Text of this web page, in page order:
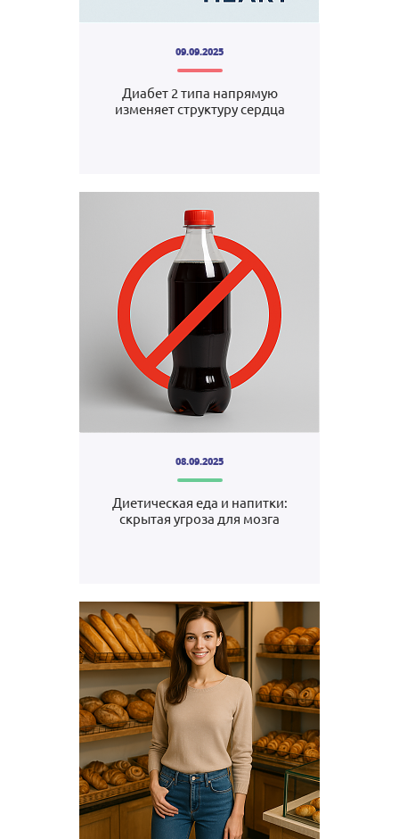
09.09.2025
Диабет 2 типа напрямую
изменяет структуру сердца
08.09.2025
Диетическая еда и напитки:
скрытая угроза для мозга